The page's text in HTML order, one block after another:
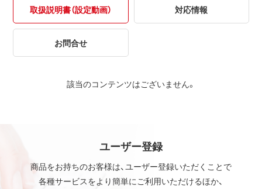
取扱説明書（設定動画） 対応情報
お問合せ
該当のコンテンツはございません。
ユーザー登録
商品をお持ちのお客様は、ユーザー登録いただくことで
各種サービスをより簡単にご利用いただけるほか、